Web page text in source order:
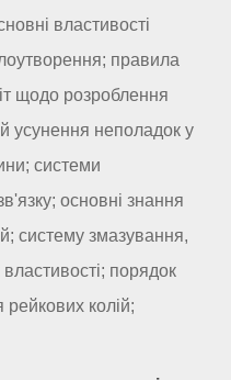
властивості
правила
щодо розроблення
усунення неполадок у
системи
основні знання
систему змазування,
порядок
колій;